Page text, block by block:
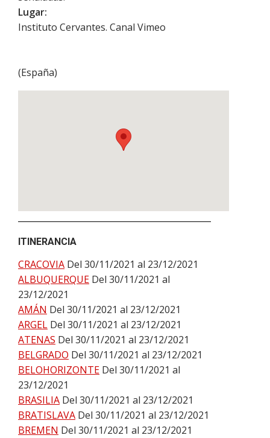
Lugar:
Instituto Cervantes. Canal Vimeo
(España)
ITINERANCIA
CRACOVIA Del 30/11/2021 al 23/12/2021
ALBUQUERQUE Del 30/11/2021 al
23/12/2021
AMÁN Del 30/11/2021 al 23/12/2021
ARGEL Del 30/11/2021 al 23/12/2021
ATENAS Del 30/11/2021 al 23/12/2021
BELGRADO Del 30/11/2021 al 23/12/2021
BELOHORIZONTE Del 30/11/2021 al
23/12/2021
BRASILIA Del 30/11/2021 al 23/12/2021
BRATISLAVA Del 30/11/2021 al 23/12/2021
BREMEN Del 30/11/2021 al 23/12/2021